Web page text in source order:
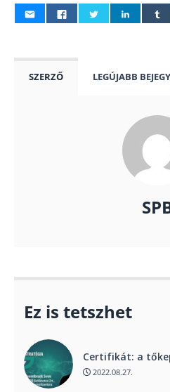
SZERZŐ LEGÚJABB
Ez is tetszhet
Certifikát: a
2022.08.27.